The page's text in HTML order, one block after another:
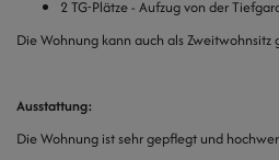
2 TG-Plätze - Aufzug von der
Die Wohnung kann auch als Zweitwohnsitz
Ausstattung:
Die Wohnung ist sehr gepflegt und